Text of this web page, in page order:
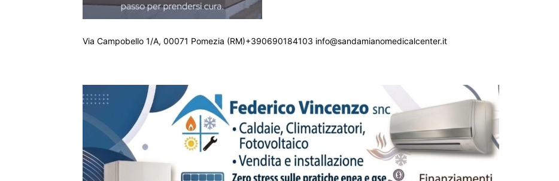
Via Campobello 1/A, 00071 Pomezia (RM)+390690184103 info@sandamianomedicalcenter.it